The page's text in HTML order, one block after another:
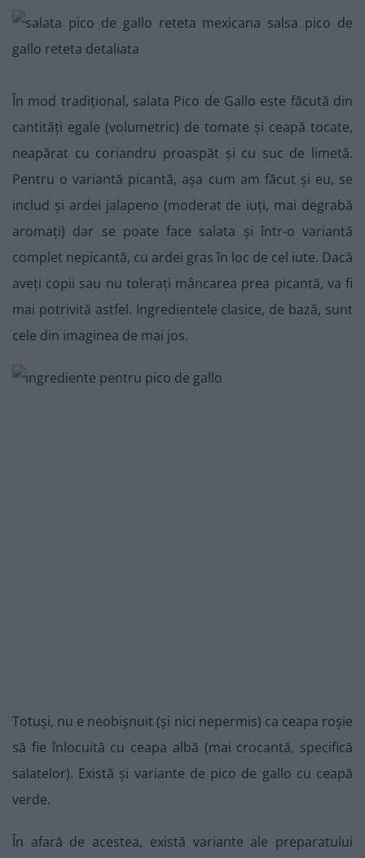
În mod tradițional, salata Pico de Gallo este făcută din
cantități egale (volumetric) de tomate și ceapă tocate,
neapărat cu coriandru proaspăt și cu suc de limetă.
Pentru o variantă picantă, așa cum am făcut și eu, se
includ și ardei jalapeno (moderat de iuți, mai degrabă
aromați) dar se poate face salata și într-o variantă
complet nepicantă, cu ardei gras în loc de cel iute. Dacă
aveți copii sau nu tolerați mâncarea prea picantă, va fi
mai potrivită astfel. Ingredientele clasice, de bază, sunt
cele din imaginea de mai jos.
Totuși, nu e neobișnuit (și nici nepermis) ca ceapa roșie
să fie înlocuită cu ceapa albă (mai crocantă, specifică
salatelor). Există și variante de pico de gallo cu ceapă
verde.
În afară de acestea, există variante ale preparatului